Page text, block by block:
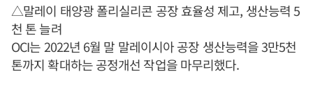
△말레이 태양광 폴리실리콘 공장 효율성 제고, 생산능력 5
천 톤 늘려
OCI는 2022년 6월 말 말레이시아 공장 생산능력을 3만5천
톤까지 확대하는 공정개선 작업을 마무리했다.